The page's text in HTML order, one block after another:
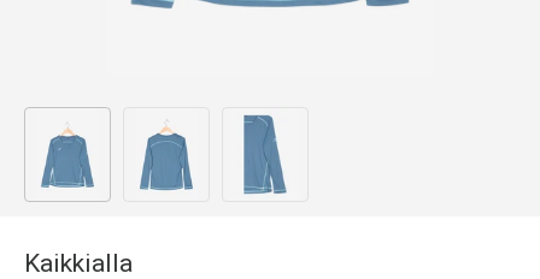
Bild 1 in Galerieansicht laden
Kaikkialla